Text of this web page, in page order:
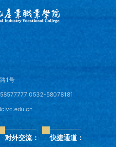
1号
0532-58078181
对外交流： 快捷通道：